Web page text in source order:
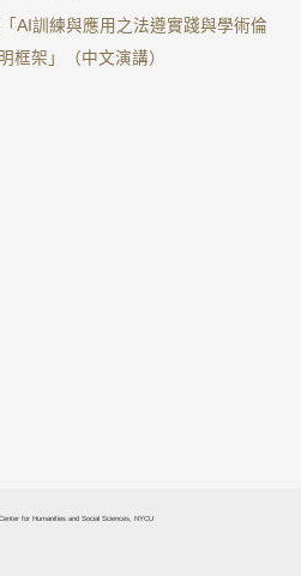
AI訓練與應用之法遵實踐與學術倫
框架」（中文演講）
for Humanities and Social Sciences, NYCU